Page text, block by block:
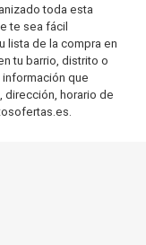
toda esta
te sea fácil
lista de la compra en
tu barrio, distrito o
información que
dirección, horario de